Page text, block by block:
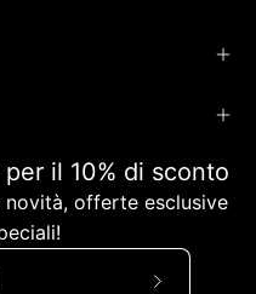
il 10% di sconto
offerte esclusive